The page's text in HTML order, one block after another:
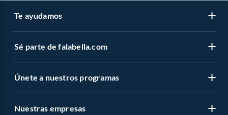
Te ayudamos
Sé parte de falabella.com
Únete a nuestros programas
Nuestras empresas